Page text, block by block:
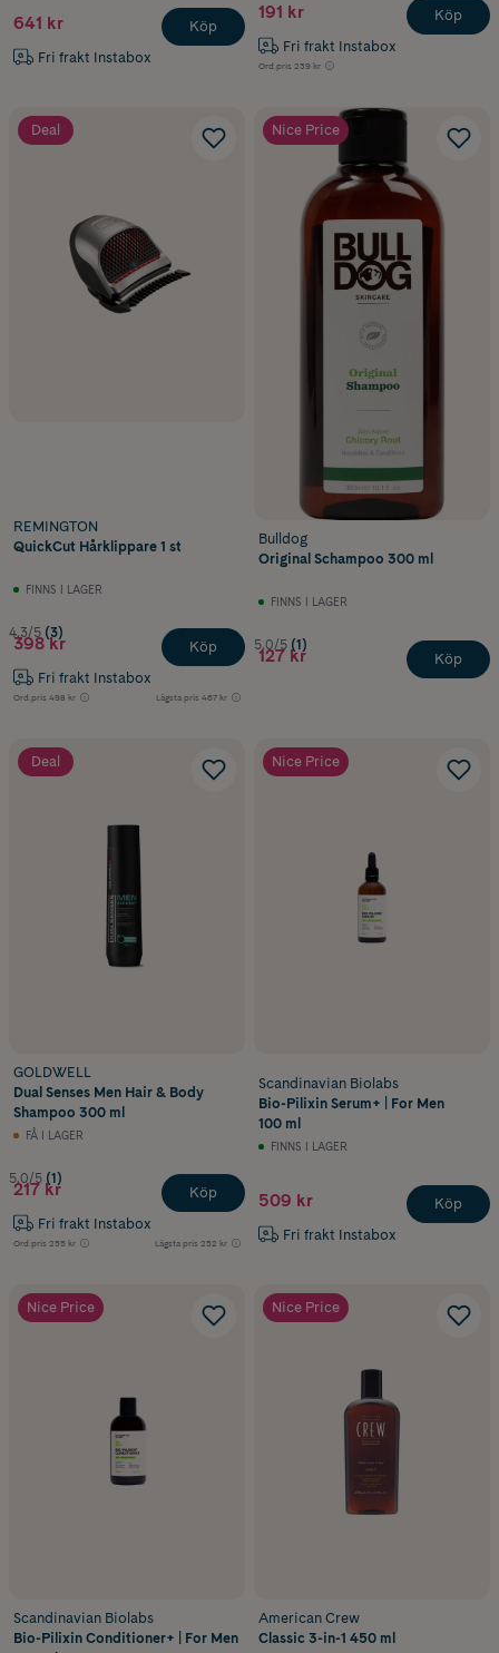
641 kr
Fri frakt Instabox
Köp
191 kr
Fri frakt Instabox
Ord.pris 239 kr
Köp
Deal
REMINGTON
QuickCut Hårklippare 1 st
FINNS I LAGER
4.3/5 (3)
398 kr
Fri frakt Instabox
Ord.pris 498 kr Lägsta pris 467 kr
Köp
Nice Price
Bulldog
Original Schampoo 300 ml
FINNS I LAGER
5.0/5 (1)
127 kr Köp
Deal
GOLDWELL
Dual Senses Men Hair & Body
Shampoo 300 ml
FÅ I LAGER
5.0/5 (1)
217 kr
Fri frakt Instabox
Ord.pris 255 kr Lägsta pris 252 kr
Köp
Nice Price
Scandinavian Biolabs
Bio-Pilixin Serum+ | For Men
100 ml
FINNS I LAGER
509 kr
Fri frakt Instabox
Köp
Nice Price
Scandinavian Biolabs
Bio-Pilixin Conditioner+ | For Men
Nice Price
American Crew
Classic 3-in-1 450 ml